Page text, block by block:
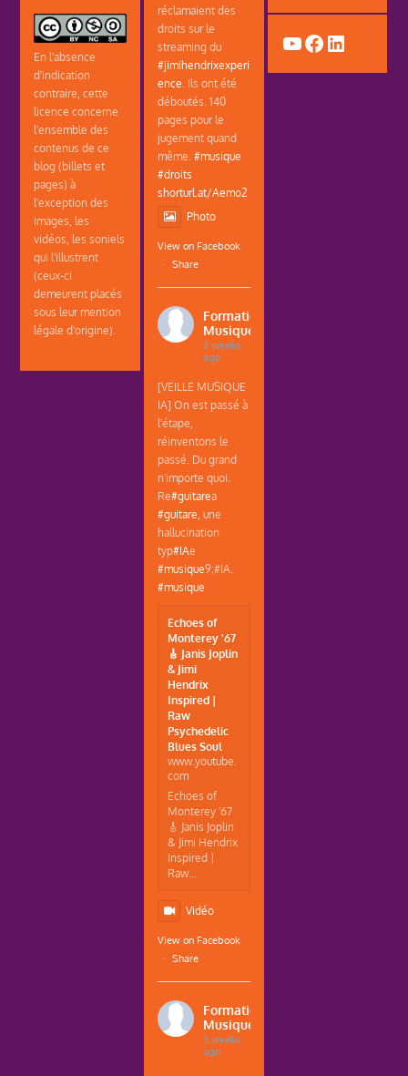
En l'absence
d'indication
contraire, cette
licence concerne
l'ensemble des
contenus de ce
blog (billets et
pages) à
l'exception des
images, les
vidéos, les soniels
qui l'illustrent
(ceux-ci
demeurent placés
sous leur mention
légale d'origine).
réclamaient des
droits sur le
streaming du
#jimihendrixexperi
ence . Ils ont été
déboutés. 140
pages pour le
jugement quand
même.#musique
#droits
shorturl.at/Aemo2
Photo
View on Facebook
·
Share
Formations
Musique
2 weeks
ago
[VEILLE MUSIQUE
IA] On est passé à
l'étape,
réinventons le
passé. Du grand
n'importe quoi.
Re#guitarea
#guitare , une
hallucination
typ#IAe
#musique9;#IA.
#musique
Echoes of
Monterey '67
🎸 Janis Joplin
& Jimi
Hendrix
Inspired |
Raw
Psychedelic
Blues Soul
www.youtube.
com
Echoes of
Monterey '67
🎸 Janis Joplin
& Jimi Hendrix
Inspired |
Raw...
Vidéo
View on Facebook
·
Share
Formations
Musique
3 weeks
ago
YouTube
Facebook
LinkedIn